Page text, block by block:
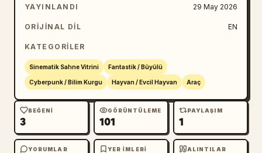
YAYINLANDI 29 May 2026
ORIJINAL DIL EN
KATEGORILER
Sinematik Sahne Vitrini Fantastik / Büyülü
Cyberpunk / Bilim Kurgu Hayvan / Evcil Hayvan Araç
BEĞENI
3
GÖRÜNTÜLEME
101
PAYLAŞIM
1
YORUMLAR YER IMLERI ALINTILAR